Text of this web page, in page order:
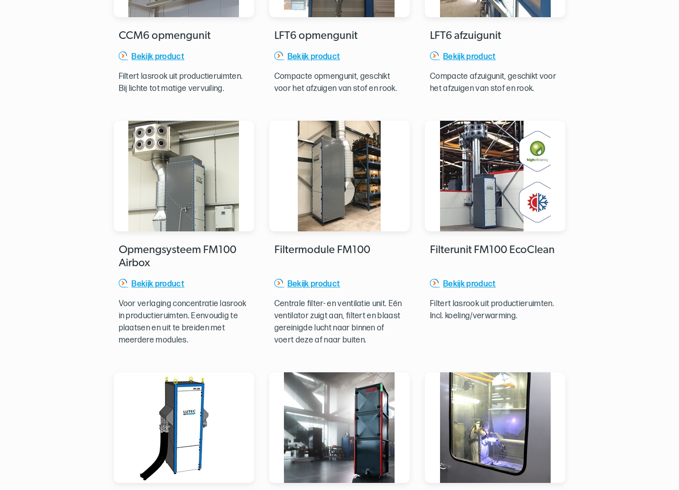
CCM6 opmengunit
Bekijk product
Filtert lasrook uit productieruimten.
Bij lichte tot matige vervuiling.
LFT6 opmengunit
Bekijk product
Compacte opmengunit, geschikt
voor het afzuigen van stof en rook.
LFT6 afzuigunit
Bekijk product
Compacte afzuigunit, geschikt voor
het afzuigen van stof en rook.
Opmengsysteem FM100
Airbox
Bekijk product
Voor verlaging concentratie lasrook
in productieruimten. Eenvoudig te
plaatsen en uit te breiden met
meerdere modules.
Filtermodule FM100
Bekijk product
Centrale filter- en ventilatie unit. Eén
ventilator zuigt aan, filtert en blaast
gereinigde lucht naar binnen of
voert deze af naar buiten.
Filterunit FM100 EcoClean
Bekijk product
Filtert lasrook uit productieruimten.
Incl. koeling/verwarming.